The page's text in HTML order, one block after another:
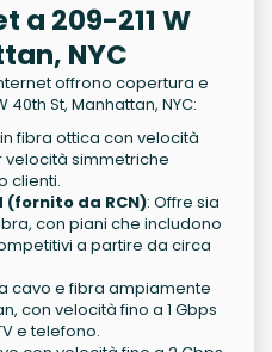
a 209-211 W
NYC
offrono copertura e
40th St, Manhattan, NYC:
fibra ottica con velocità
velocità simmetriche
clienti.
da RCN): Offre sia
con piani che includono
a partire da circa
cavo e fibra ampiamente
con velocità fino a 1 Gbps
e telefono.